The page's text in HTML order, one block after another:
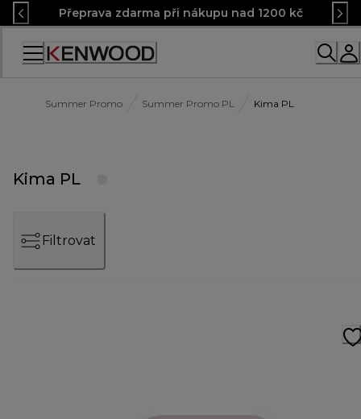
Skip
to
Content
Přeprava zdarma při nákupu nad 1200 kč
Accessibility
Summer Promo Summer Promo PL Kima PL
Kima PL
Filtrovat